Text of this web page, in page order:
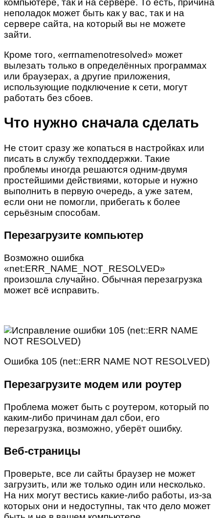
неполадок может быть как у вас, так и на
сервере сайта, на который вы не можете
зайти.
Кроме того, «errnamenotresolved» может
вылезать только в определённых программах
или браузерах, а другие приложения,
использующие подключение к сети, могут
работать без сбоев.
Что нужно сначала сделать
Не стоит сразу же копаться в настройках или
писать в службу техподдержки. Такие
проблемы иногда решаются одним-двумя
простейшими действиями, которые и нужно
выполнить в первую очередь, а уже затем,
если они не помогли, прибегать к более
серьёзным способам.
Перезагрузите компьютер
Возможно ошибка
«net:ERR_NAME_NOT_RESOLVED»
произошла случайно. Обычная перезагрузка
может всё исправить.
Ошибка 105 (net::ERR NAME NOT RESOLVED)
Перезагрузите модем или роутер
Проблема может быть с роутером, который по
каким-либо причинам дал сбои, его
перезагрузка, возможно, уберёт ошибку.
Веб-страницы
Проверьте, все ли сайты браузер не может
загрузить, или же только один или несколько.
На них могут вестись какие-либо работы, из-за
которых они и недоступны, так что дело может